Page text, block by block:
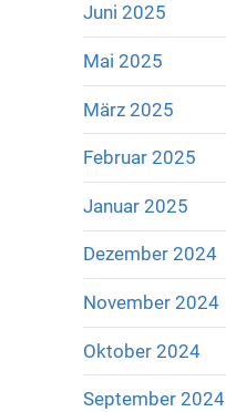
Juni 2025
Mai 2025
März 2025
Februar 2025
Januar 2025
Dezember 2024
November 2024
Oktober 2024
September 2024